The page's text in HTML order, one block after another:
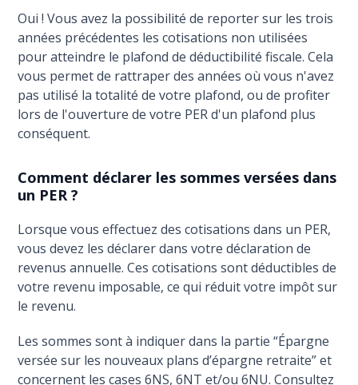
Oui ! Vous avez la possibilité de reporter sur les trois
années précédentes les cotisations non utilisées
pour atteindre le plafond de déductibilité fiscale. Cela
vous permet de rattraper des années où vous n'avez
pas utilisé la totalité de votre plafond, ou de profiter
lors de l'ouverture de votre PER d'un plafond plus
conséquent.
Comment déclarer les sommes versées dans
un PER ?
Lorsque vous effectuez des cotisations dans un PER,
vous devez les déclarer dans votre déclaration de
revenus annuelle. Ces cotisations sont déductibles de
votre revenu imposable, ce qui réduit votre impôt sur
le revenu.
Les sommes sont à indiquer dans la partie “Épargne
versée sur les nouveaux plans d’épargne retraite” et
concernent les cases 6NS, 6NT et/ou 6NU. Consultez